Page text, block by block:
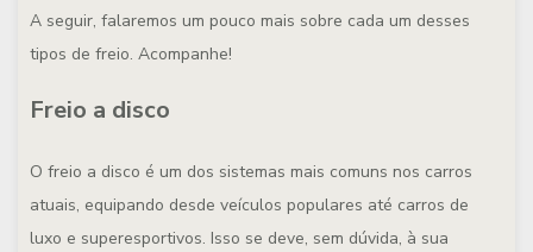
A seguir, falaremos um pouco mais sobre cada um desses
tipos de freio. Acompanhe!
Freio a disco
O freio a disco é um dos sistemas mais comuns nos carros
atuais, equipando desde veículos populares até carros de
luxo e superesportivos. Isso se deve, sem dúvida, à sua